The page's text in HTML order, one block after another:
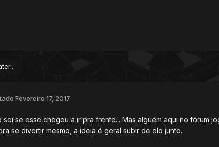
Fevereiro 17, 2017
sei se esse chegou a ir pra frente... Mas alguém aqui no fórum
se divertir mesmo, a ideia é geral subir de elo junto.